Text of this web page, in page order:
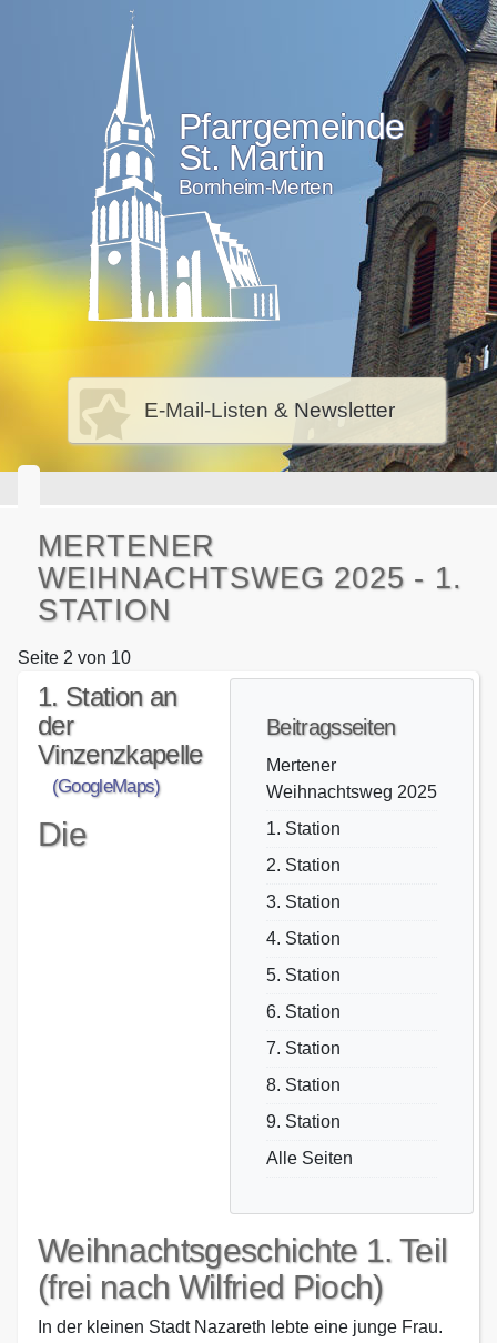
Pfarrgemeinde
St. Martin
Bornheim-Merten
E-Mail-Listen & Newsletter
MERTENER
WEIHNACHTSWEG 2025 - 1.
STATION
Beitragsseiten
Mertener
Weihnachtsweg 2025
1. Station
2. Station
3. Station
4. Station
5. Station
6. Station
7. Station
8. Station
9. Station
Alle Seiten
Seite 2 von 10
1. Station an
der
Vinzenzkapelle
(GoogleMaps)
Die
Weihnachtsgeschichte 1. Teil
(frei nach Wilfried Pioch)
In der kleinen Stadt Nazareth lebte eine junge Frau.